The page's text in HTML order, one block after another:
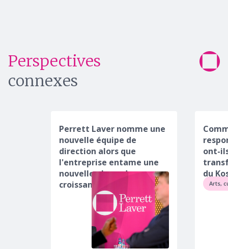
Perspectives
connexes
Perrett Laver nomme une
nouvelle équipe de
direction alors que
l'entreprise entame une
nouvelle phase de
croissance
ont-
du
Arts,